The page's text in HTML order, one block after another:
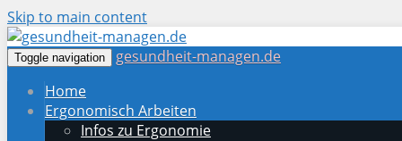
Skip to main content
Toggle navigation
gesundheit-managen.de
Home
Ergonomisch Arbeiten
Infos zu Ergonomie